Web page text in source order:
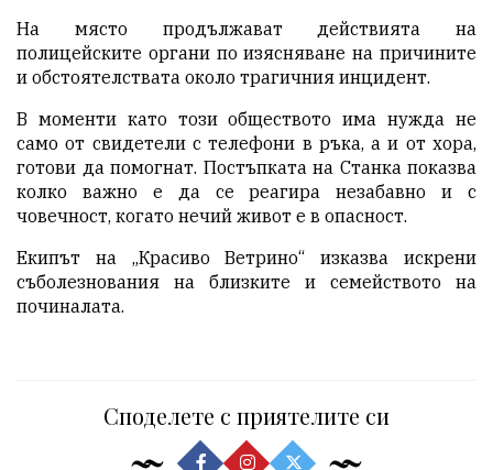
На място продължават действията на
полицейските органи по изясняване на причините
и обстоятелствата около трагичния инцидент.
В моменти като този обществото има нужда не
само от свидетели с телефони в ръка, а и от хора,
готови да помогнат. Постъпката на Станка показва
колко важно е да се реагира незабавно и с
човечност, когато нечий живот е в опасност.
Екипът на „Красиво Ветрино“ изказва искрени
съболезнования на близките и семейството на
починалата.
Споделете с приятелите си